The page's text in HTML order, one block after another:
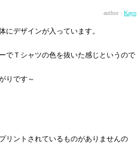
author : Kayo
デザインが入っています。
でＴシャツの色を抜いた感じというので
りです～
リントされているものがありませんの